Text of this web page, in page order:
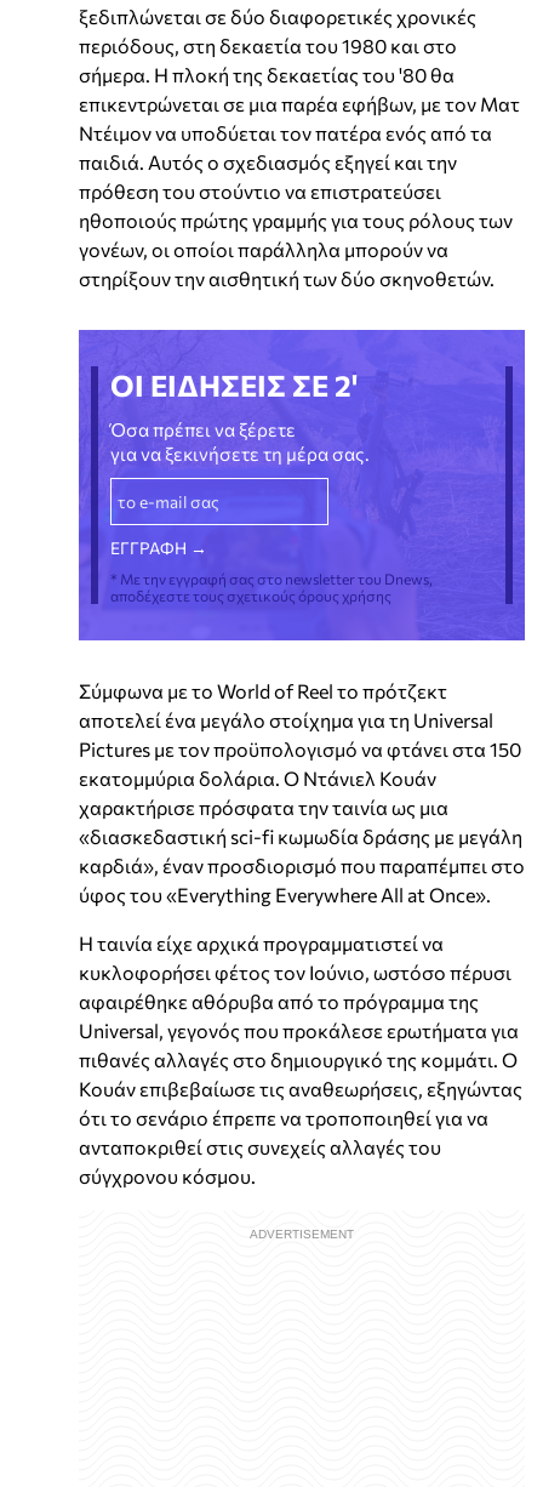
ξεδιπλώνεται σε δύο διαφορετικές χρονικές
περιόδους, στη δεκαετία του 1980 και στο
σήμερα. Η πλοκή της δεκαετίας του '80 θα
επικεντρώνεται σε μια παρέα εφήβων, με τον Ματ
Ντέιμον να υποδύεται τον πατέρα ενός από τα
παιδιά. Αυτός ο σχεδιασμός εξηγεί και την
πρόθεση του στούντιο να επιστρατεύσει
ηθοποιούς πρώτης γραμμής για τους ρόλους των
γονέων, οι οποίοι παράλληλα μπορούν να
στηρίξουν την αισθητική των δύο σκηνοθετών.
ΟΙ ΕΙΔΗΣΕΙΣ ΣΕ 2'
Όσα πρέπει να ξέρετε
για να ξεκινήσετε τη μέρα σας.
* Με την εγγραφή σας στο newsletter του Dnews,
αποδέχεστε τους σχετικούς όρους χρήσης
Σύμφωνα με το World of Reel το πρότζεκτ
αποτελεί ένα μεγάλο στοίχημα για τη Universal
Pictures με τον προϋπολογισμό να φτάνει στα 150
εκατομμύρια δολάρια. Ο Ντάνιελ Κουάν
χαρακτήρισε πρόσφατα την ταινία ως μια
«διασκεδαστική sci-fi κωμωδία δράσης με μεγάλη
καρδιά», έναν προσδιορισμό που παραπέμπει στο
ύφος του «Everything Everywhere All at Once».
Η ταινία είχε αρχικά προγραμματιστεί να
κυκλοφορήσει φέτος τον Ιούνιο, ωστόσο πέρυσι
αφαιρέθηκε αθόρυβα από το πρόγραμμα της
Universal, γεγονός που προκάλεσε ερωτήματα για
πιθανές αλλαγές στο δημιουργικό της κομμάτι. Ο
Κουάν επιβεβαίωσε τις αναθεωρήσεις, εξηγώντας
ότι το σενάριο έπρεπε να τροποποιηθεί για να
ανταποκριθεί στις συνεχείς αλλαγές του
σύγχρονου κόσμου.